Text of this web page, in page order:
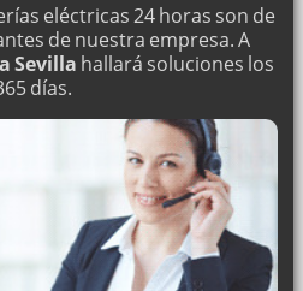
eléctricas 24 horas son de
de nuestra empresa. A
Sevilla hallará soluciones los
días.